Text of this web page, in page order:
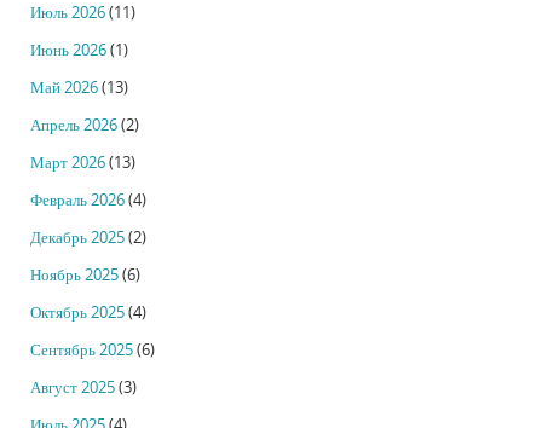
Июль 2026(11)
Июнь 2026(1)
Май 2026(13)
Апрель 2026(2)
Март 2026(13)
Февраль 2026(4)
Декабрь 2025(2)
Ноябрь 2025(6)
Октябрь 2025(4)
Сентябрь 2025(6)
Август 2025(3)